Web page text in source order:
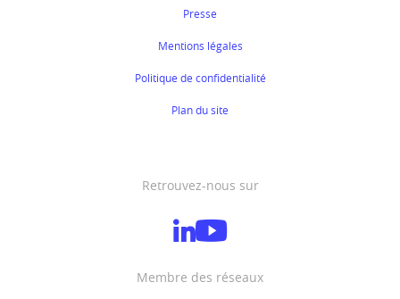
Presse
Mentions légales
Politique de confidentialité
Plan du site
Retrouvez-nous sur
Membre des réseaux